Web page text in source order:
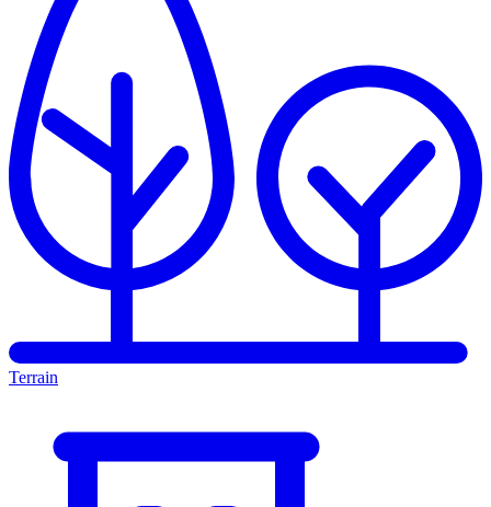
Terrain